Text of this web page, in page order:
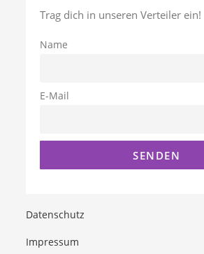
Trag dich in unseren Verteiler ein!
Name
E-Mail
Datenschutz
Impressum